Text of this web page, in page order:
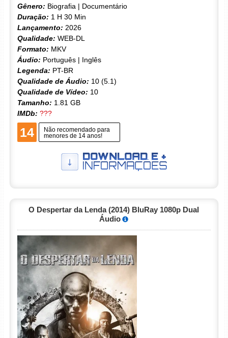
Gênero: Biografia | Documentário
Duração: 1 H 30 Min
Lançamento: 2026
Qualidade: WEB-DL
Formato: MKV
Áudio: Português | Inglês
Legenda: PT-BR
Qualidade de Áudio: 10 (5.1)
Qualidade de Vídeo: 10
Tamanho: 1.81 GB
IMDb: ???
14
Não recomendado para
menores de 14 anos!
O Despertar da Lenda (2014) BluRay 1080p Dual
Áudio